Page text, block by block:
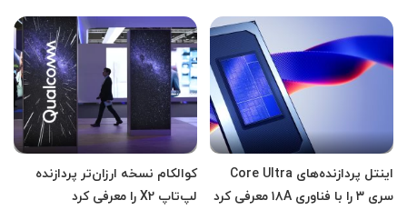
اینتل پردازنده‌های Core Ultra
سری ۳ را با فناوری ۱۸A معرفی کرد
کوالکام نسخه ارزان‌تر پردازنده
لپ‌تاپ X2 را معرفی کرد